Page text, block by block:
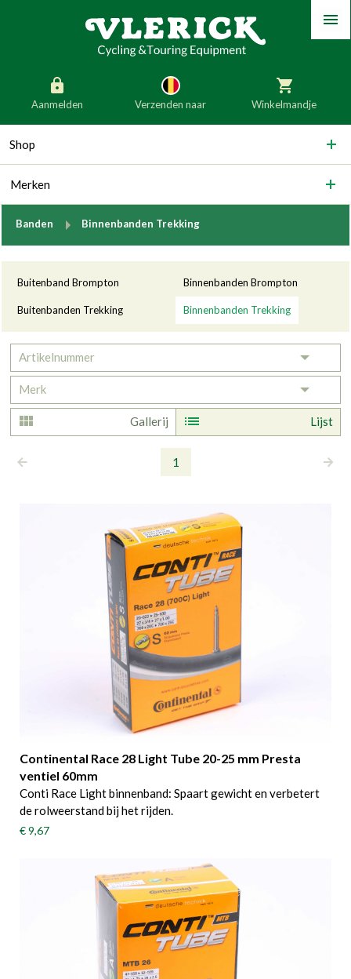
Aanmelden Verzenden naar
België
Duitsland
Slovenië Italië
Denemarken Finland
Bulgarije Ierland
Winkelmandje
generic_skip_language
Menu
Shop
Merken
Banden breadcrumb.to
Binnenbanden Trekking
Categorieën
Buitenband Brompton Binnenbanden Brompton
Buitenbanden Trekking Binnenbanden Trekking
Artikelnummer
Toggle
Merk
Toggle
Gallerij
Lijst
1
Continental Race 28 Light Tube 20-25 mm Presta
ventiel 60mm
Conti Race Light binnenband: Spaart gewicht en verbetert
de rolweerstand bij het rijden.
€ 9,67